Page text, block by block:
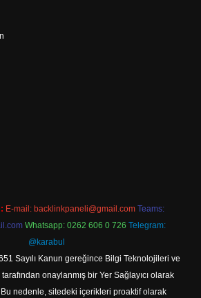
E-mail: backlinkpaneli@gmail.com Teams:
Whatsapp: 0262 606 0 726 Telegram:
@karabul
Sayılı Kanun gereğince Bilgi Teknolojileri ve
onaylanmış bir Yer Sağlayıcı olarak
nedenle, sitedeki içerikleri proaktif olarak